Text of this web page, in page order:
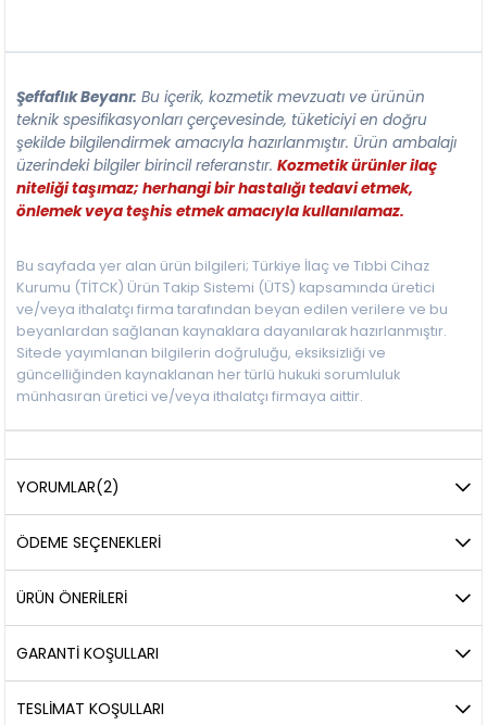
Şeffaflık Beyanı: Bu içerik, kozmetik mevzuatı ve ürünün
teknik spesifikasyonları çerçevesinde, tüketiciyi en doğru
şekilde bilgilendirmek amacıyla hazırlanmıştır. Ürün ambalajı
üzerindeki bilgiler birincil referanstır.Kozmetik ürünler ilaç
niteliği taşımaz; herhangi bir hastalığı tedavi etmek,
önlemek veya teşhis etmek amacıyla kullanılamaz.
Bu sayfada yer alan ürün bilgileri; Türkiye İlaç ve Tıbbi Cihaz
Kurumu (TİTCK) Ürün Takip Sistemi (ÜTS) kapsamında üretici
ve/veya ithalatçı firma tarafından beyan edilen verilere ve bu
beyanlardan sağlanan kaynaklara dayanılarak hazırlanmıştır.
Sitede yayımlanan bilgilerin doğruluğu, eksiksizliği ve
güncelliğinden kaynaklanan her türlü hukuki sorumluluk
münhasıran üretici ve/veya ithalatçı firmaya aittir.
YORUMLAR(2)
ÖDEME SEÇENEKLERI
ÜRÜN ÖNERILERI
GARANTİ KOŞULLARI
TESLİMAT KOŞULLARI